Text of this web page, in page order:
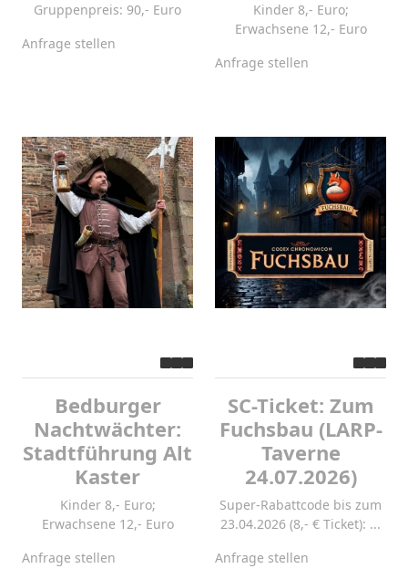
Gruppenpreis: 90,- Euro
Anfrage stellen
Kinder 8,- Euro;
Erwachsene 12,- Euro
Anfrage stellen
Bedburger
Nachtwächter:
Stadtführung Alt
Kaster
Kinder 8,- Euro;
Erwachsene 12,- Euro
Anfrage stellen
SC-Ticket: Zum
Fuchsbau (LARP-
Taverne
24.07.2026)
Super-Rabattcode bis zum
23.04.2026 (8,- € Ticket): ...
Anfrage stellen